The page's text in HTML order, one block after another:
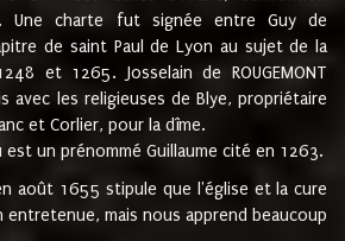
Une charte fut signée entre Guy de
de saint Paul de Lyon au sujet de la
et 1265. Josselain de ROUGEMONT
avec les religieuses de Blye, propriétaire
et Corlier, pour la dîme.
est un prénommé Guillaume cité en 1263.
août 1655 stipule que l'église et la cure
mais nous apprend beaucoup